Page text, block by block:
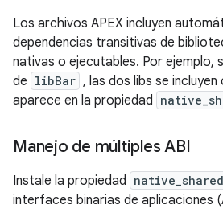
Los archivos APEX incluyen
dependencias transitivas de
nativas o ejecutables. Por ejemplo,
de libBar , las dos libs se
aparece en la propiedad
Manejo de múltiples ABI
Instale la propiedad
interfaces binarias de aplicaciones